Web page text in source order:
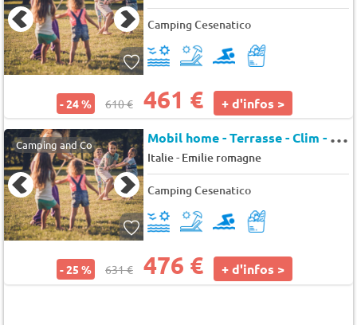
Camping Cesenatico
- 24 % 610 € 461 € + d'infos >
Camping and Co M
obil home - Terrasse - Clim - TV 6 pers.
Italie- Emilie romagne
Camping Cesenatico
- 25 % 631 € 476 € + d'infos >